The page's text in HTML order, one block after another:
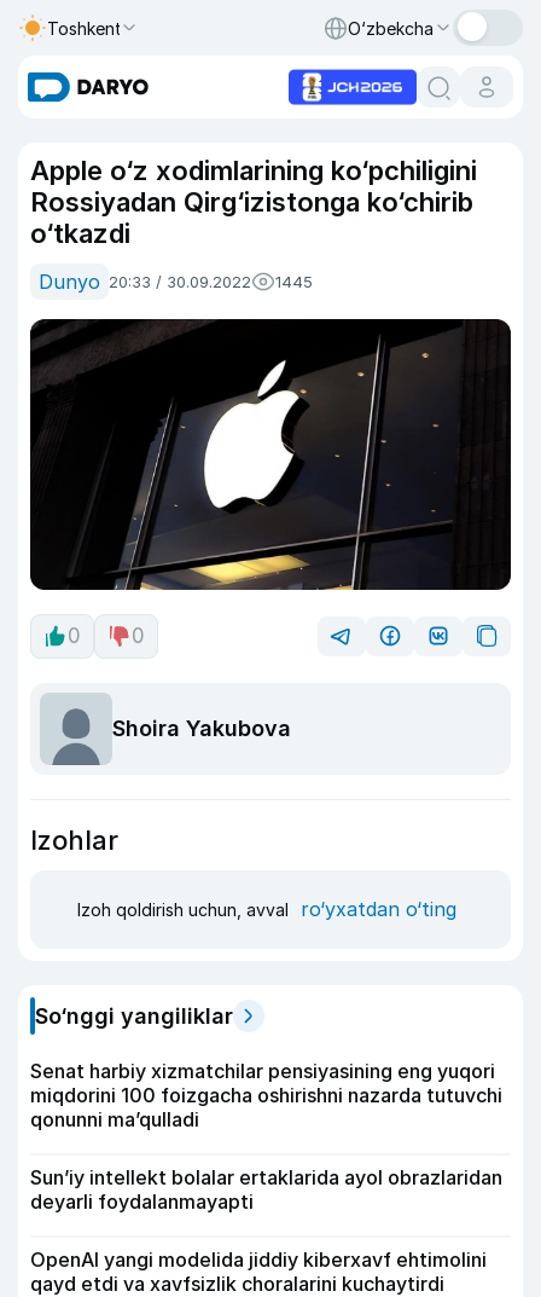
Toshkent O‘zbekcha
Apple o‘z xodimlarining ko‘pchiligini
Rossiyadan Qirg‘izistonga ko‘chirib
o‘tkazdi
Dunyo 20:33 / 30.09.2022 1445
0 0
Shoira Yakubova
Izohlar
Izoh qoldirish uchun, avval ro‘yxatdan o‘ting
So‘nggi yangiliklar
Senat harbiy xizmatchilar pensiyasining eng yuqori
miqdorini 100 foizgacha oshirishni nazarda tutuvchi
qonunni ma’qulladi
Sun’iy intellekt bolalar ertaklarida ayol obrazlaridan
deyarli foydalanmayapti
OpenAI yangi modelida jiddiy kiberxavf ehtimolini
qayd etdi va xavfsizlik choralarini kuchaytirdi